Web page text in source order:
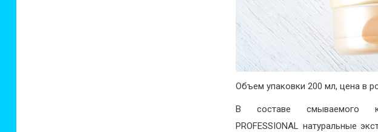
Объем упаковки 200 мл, цена в
В составе смываемого
PROFESSIONAL натуральные